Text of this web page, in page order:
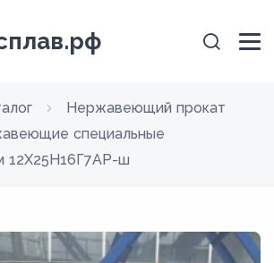
Нержавеющий прокат
специальные
12Х25Н16Г7АР-ш